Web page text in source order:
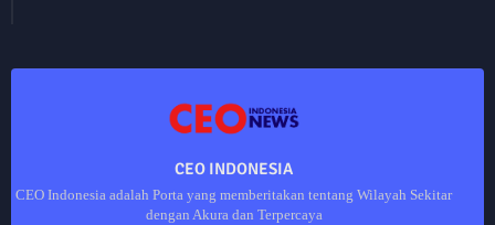
CEO INDONESIA
CEO Indonesia adalah Porta yang memberitakan tentang Wilayah Sekitar
dengan Akura dan Terpercaya